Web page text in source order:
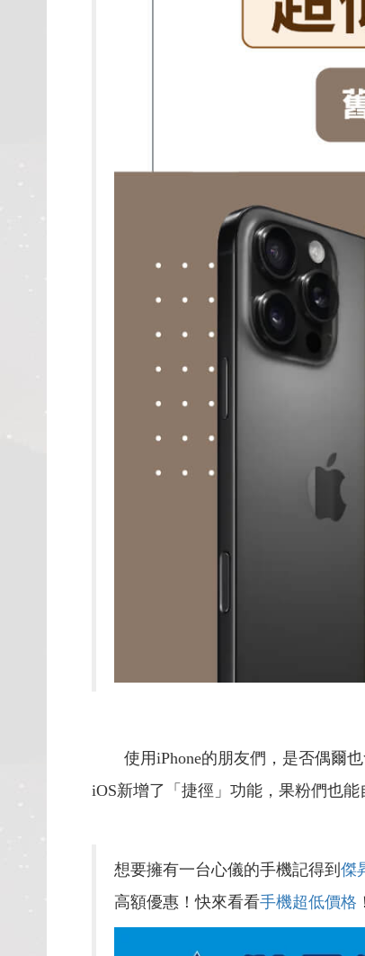
使用iPhone的朋友們，是否偶爾
iOS新增了「捷徑」功能，果粉們也能
想要擁有一台心儀的手機記得到 傑
高額優惠！快來看看手機超低價格